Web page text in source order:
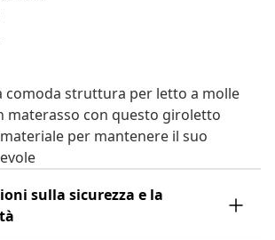
comoda struttura per letto a molle
materasso con questo giroletto
per mantenere il suo
sulla sicurezza e la